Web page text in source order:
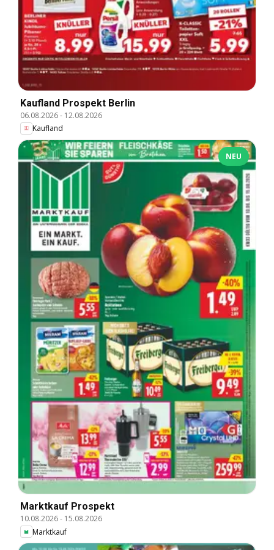
Kaufland Prospekt Berlin
06.08.2026- 12.08.2026
Kaufland
NEU
Marktkauf Prospekt
10.08.2026- 15.08.2026
Marktkauf